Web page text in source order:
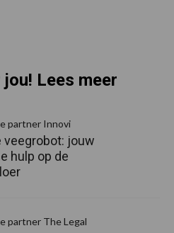
Lees meer
partner Innovi
veegrobot: jouw
hulp op de
partner The Legal